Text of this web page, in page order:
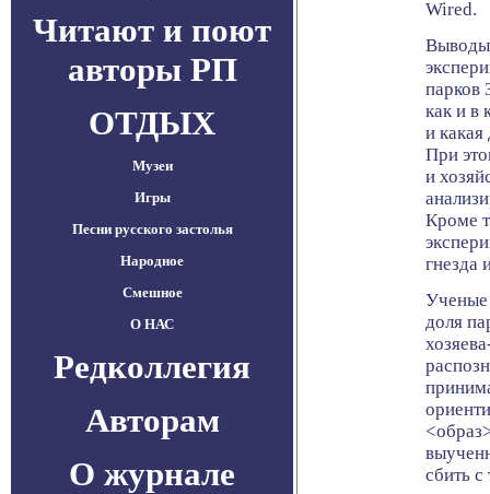
Читают и поют
авторы РП
ОТДЫХ
Музеи
Игры
Песни русского застолья
Народное
Смешное
О НАС
Редколлегия
Авторам
О журнале
Wired.
Выводы
парков
как и в
и какая
При
и
Кроме
гнезда
Ученые
доля
сбить